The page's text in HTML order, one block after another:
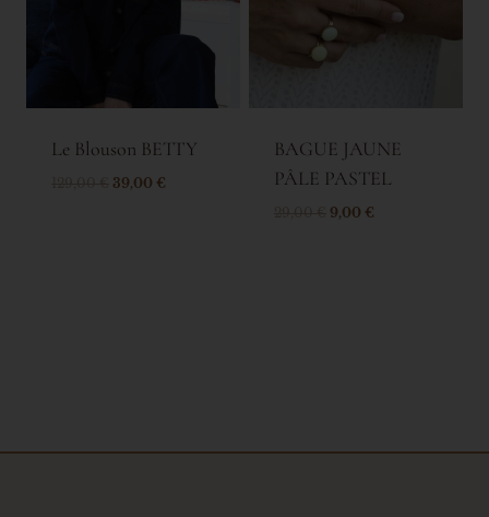
Le Blouson BETTY
39,00 €
BAGUE JAUNE
PÂLE PASTEL
9,00 €